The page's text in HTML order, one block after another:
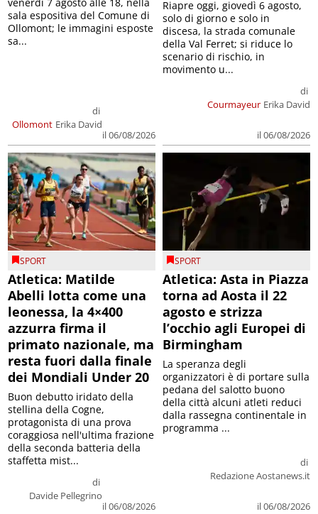
Ollomont
di
Erika David
il 06/08/2026
sala espositiva del Comune di
Ollomont; le immagini esposte
sa...
Courmayeur
di
Erika David
il 06/08/2026
Riapre oggi, giovedì 6 agosto,
solo di giorno e solo in
discesa, la strada comunale
della Val Ferret; si riduce lo
scenario di rischio, in
movimento u...
SPORT
Atletica: Matilde
Abelli lotta come una
leonessa, la 4×400
azzurra firma il
primato nazionale, ma
resta fuori dalla finale
dei Mondiali Under 20
di
Davide Pellegrino
il 06/08/2026
Buon debutto iridato della
stellina della Cogne,
protagonista di una prova
coraggiosa nell'ultima frazione
della seconda batteria della
staffetta mist...
SPORT
Atletica: Asta in Piazza
torna ad Aosta il 22
agosto e strizza
l’occhio agli Europei di
Birmingham
di
Redazione Aostanews.it
il 06/08/2026
La speranza degli
organizzatori è di portare sulla
pedana del salotto buono
della città alcuni atleti reduci
dalla rassegna continentale in
programma ...